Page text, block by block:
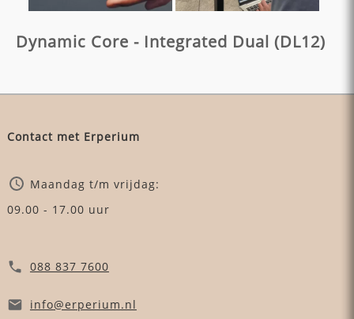
Dynamic Core - Integrated Dual (DL12)
Contact met Erperium
Maandag t/m vrijdag:
09.00 - 17.00 uur
088 837 7600
info@erperium.nl